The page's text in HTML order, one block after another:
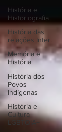
História e
Historiografia
História das
relações Inter.
Memória e
História
História dos
Povos
Indígenas
História e
Cultura
LGBTQIA+